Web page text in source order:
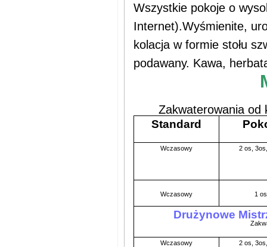
Wszystkie pokoje o
Internet).Wyśmienite,
kolacja w formie stołu
podawany. Kawa,
Zakwaterowania od
Standard
Wczasowy 2 os,
Wczasowy 1
Drużynowe
Wczasowy 2 os,